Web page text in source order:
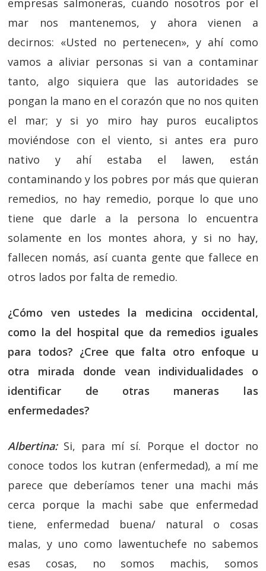
empresas salmoneras, cuando nosotros por el
mar nos mantenemos, y ahora vienen a
decirnos: «Usted no pertenecen», y ahí como
vamos a aliviar personas si van a contaminar
tanto, algo siquiera que las autoridades se
pongan la mano en el corazón que no nos quiten
el mar; y si yo miro hay puros eucaliptos
moviéndose con el viento, si antes era puro
nativo y ahí estaba el lawen, están
contaminando y los pobres por más que quieran
remedios, no hay remedio, porque lo que uno
tiene que darle a la persona lo encuentra
solamente en los montes ahora, y si no hay,
fallecen nomás, así cuanta gente que fallece en
otros lados por falta de remedio.
¿Cómo ven ustedes la medicina occidental,
como la del hospital que da remedios iguales
para todos? ¿Cree que falta otro enfoque u
otra mirada donde vean individualidades o
identificar de otras maneras las
enfermedades?
Albertina:Si, para mí sí. Porque el doctor no
conoce todos los kutran (enfermedad), a mí me
parece que deberíamos tener una machi más
cerca porque la machi sabe que enfermedad
tiene, enfermedad buena/ natural o cosas
malas, y uno como lawentuchefe no sabemos
esas cosas, no somos machis, somos